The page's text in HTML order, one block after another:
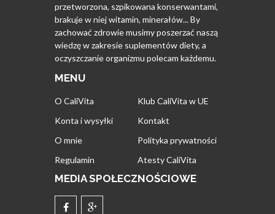
przetworzona, szpikowana konserwantami,
brakuje w niej witamin, minerałów... By
zachować zdrowie musimy poszerzać naszą
wiedzę w zakresie suplementów diety, a
oczyszczanie organizmu polecam każdemu.
MENU
O CaliVita
Klub CaliVita w UE
Konta i wysyłki
Kontakt
O mnie
Polityka prywatności
Regulamin
Atesty CaliVita
MEDIA SPOŁECZNOŚCIOWE